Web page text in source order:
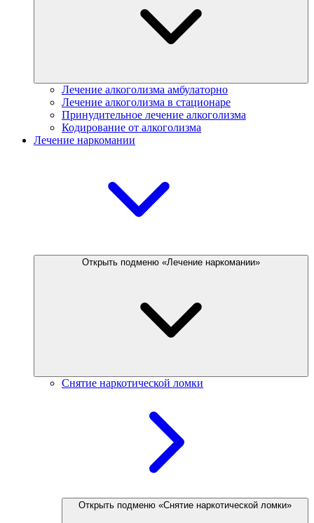
Лечение алкоголизма амбулаторно
Лечение алкоголизма в стационаре
Принудительное лечение алкоголизма
Кодирование от алкоголизма
Лечение наркомании
Открыть подменю «Лечение наркомании»
Снятие наркотической ломки
Открыть подменю «Снятие наркотической ломки»